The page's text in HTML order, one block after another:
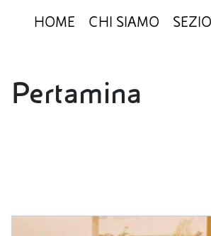
HOME CHI SIAMO
Pertamina